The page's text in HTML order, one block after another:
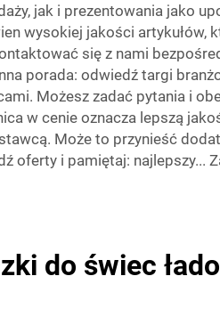
jak i prezentowania jako
wysokiej jakości artykułów,
się z nami
porada: odwiedź targi
Możesz zadać pytania i
w cenie oznacza lepszą
Może to przynieść
oferty i pamiętaj: najlepszy...
do świec